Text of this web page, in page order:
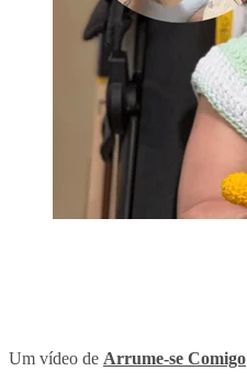
Um vídeo de Arrume-se Comigo